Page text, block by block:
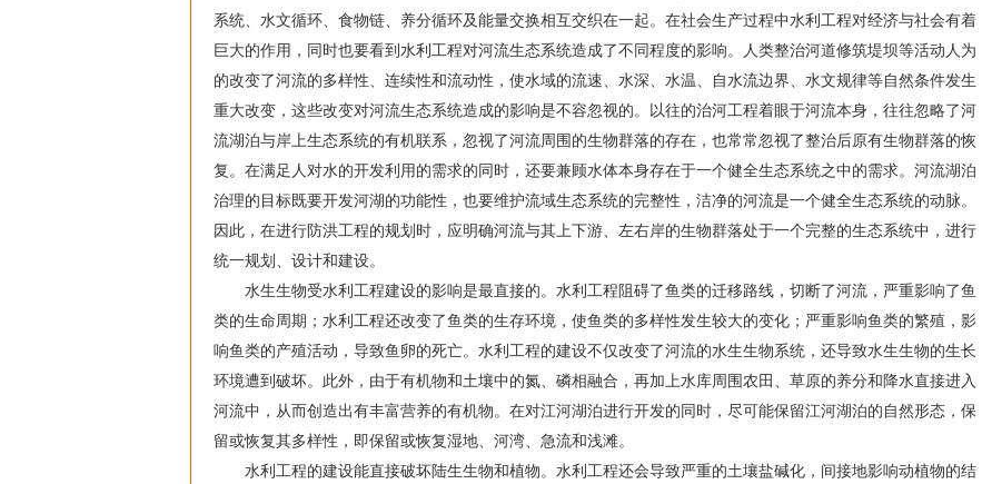
系统、水文循环、食物链、养分循环及能量交换相互交织在一起。在社会生产过程中水利工程对经济与社会有着
巨大的作用，同时也要看到水利工程对河流生态系统造成了不同程度的影响。人类整治河道修筑堤坝等活动人为
的改变了河流的多样性、连续性和流动性，使水域的流速、水深、水温、自水流边界、水文规律等自然条件发生
重大改变，这些改变对河流生态系统造成的影响是不容忽视的。以往的治河工程着眼于河流本身，往往忽略了河
流湖泊与岸上生态系统的有机联系，忽视了河流周围的生物群落的存在，也常常忽视了整治后原有生物群落的恢
复。在满足人对水的开发利用的需求的同时，还要兼顾水体本身存在于一个健全生态系统之中的需求。河流湖泊
治理的目标既要开发河湖的功能性，也要维护流域生态系统的完整性，洁净的河流是一个健全生态系统的动脉。
因此，在进行防洪工程的规划时，应明确河流与其上下游、左右岸的生物群落处于一个完整的生态系统中，进行
统一规划、设计和建设。
水生生物受水利工程建设的影响是最直接的。水利工程阻碍了鱼类的迁移路线，切断了河流，严重影响了鱼
类的生命周期；水利工程还改变了鱼类的生存环境，使鱼类的多样性发生较大的变化；严重影响鱼类的繁殖，影
响鱼类的产殖活动，导致鱼卵的死亡。水利工程的建设不仅改变了河流的水生生物系统，还导致水生生物的生长
环境遭到破坏。此外，由于有机物和土壤中的氮、磷相融合，再加上水库周围农田、草原的养分和降水直接进入
河流中，从而创造出有丰富营养的有机物。在对江河湖泊进行开发的同时，尽可能保留江河湖泊的自然形态，保
留或恢复其多样性，即保留或恢复湿地、河湾、急流和浅滩。
水利工程的建设能直接破坏陆生生物和植物。水利工程还会导致严重的土壤盐碱化，间接地影响动植物的结